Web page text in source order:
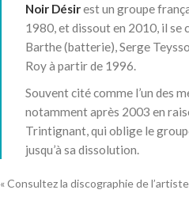
Noir Désirest un groupe
1980, et dissout en 2010, il se
Barthe (batterie), Serge
Roy à partir de 1996.
Souvent cité comme l’un des
notamment après 2003 en
Trintignant, qui oblige le
jusqu’à sa dissolution.
« Consultez la discographie de